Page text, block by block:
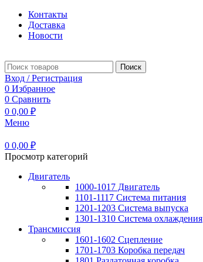
Контакты
Доставка
Новости
Поиск
Вход / Регистрация
0 Избранное
0 Сравнить
0 0,00 ₽
Меню
0 0,00 ₽
Просмотр категорий
Двигатель
1000-1017 Двигатель
1101-1117 Система питания
1201-1203 Система выпуска
1301-1310 Система охлаждения
Трансмиссия
1601-1602 Сцепление
1701-1703 Коробка передач